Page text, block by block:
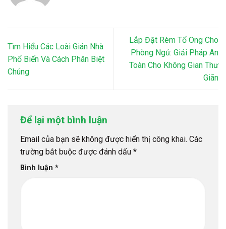
Tìm Hiểu Các Loài Gián Nhà
Phổ Biến Và Cách Phân Biệt
Chúng
Lắp Đặt Rèm Tổ Ong Cho
Phòng Ngủ: Giải Pháp An
Toàn Cho Không Gian Thư
Giãn
Để lại một bình luận
Email của bạn sẽ không được hiển thị công khai. Các
trường bắt buộc được đánh dấu *
Bình luận *